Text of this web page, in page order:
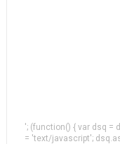
'; (function() { var dsq =
= 'text/javascript';